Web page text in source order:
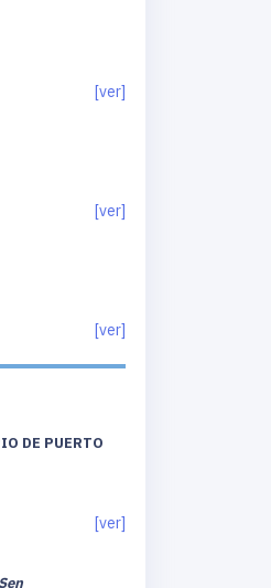
[ver]
[ver]
[ver]
DE PUERTO
[ver]